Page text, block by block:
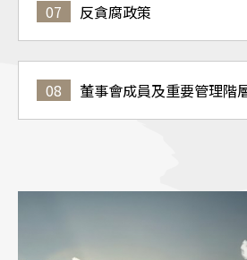
07 反貪腐政策
08 董事會成員及重要管理階